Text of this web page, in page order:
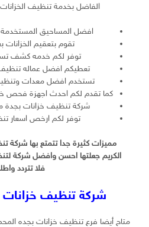
الفاضل بخدمة تنظيف الخزانات
افضل المساحيق المستخدمة
تقوم بتعقيم الخزانات
توفر لكم خدمه كشف
تعطيكم افضل عماله
تستخدم افضل معدات
كما تقدم لكم احدث اجهزة فحص
شركة تنظيف خزانات بجدة
توفر لكم ارخص اسعار
مميزات كثيرة جدا تتمتع بها شركة
الكريم جعلتها احسن وافضل شركة
فلا تتردد
شركة تنظيف خزانات
متاح أيضا فرع تنظيف خزانات بجده